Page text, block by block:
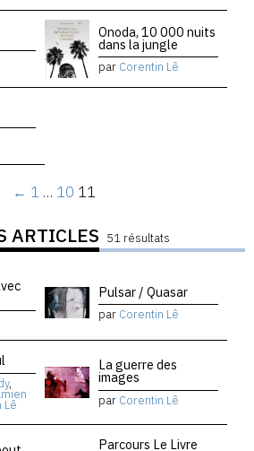
Onoda, 10 000 nuits
dans la jungle
par Corentin Lê
← 1 … 10 11
ARTICLES 51 résultats
Pulsar / Quasar
par Corentin Lê
,
Lê
La guerre des
images
par Corentin Lê
Parcours Le Livre